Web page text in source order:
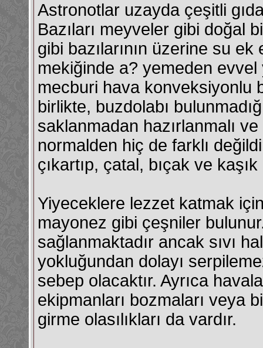
Astronotlar uzayda çeşitli
Bazıları meyveler gibi doğal
gibi bazılarının üzerine su
mekiğinde a? yemeden evvel
mecburi hava konveksiyonlu
birlikte, buzdolabı
saklanmadan hazırlanmalı
normalden hiç de farklı
çıkartıp, çatal, bıçak ve
Yiyeceklere lezzet katmak
mayonez gibi çeşniler
sağlanmaktadır ancak sıvı
yokluğundan dolayı
sebep olacaktır. Ayrıca
ekipmanları bozmaları veya
girme olasılıkları da vardır.